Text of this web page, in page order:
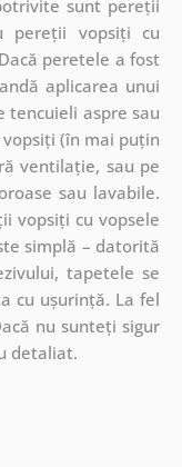
sunt pereții
pereții vopsiți cu
peretele a fost
aplicarea unui
tencuieli aspre sau
(în mai puțin
ventilație, sau pe
sau lavabile.
vopsiți cu vopsele
simplă – datorită
tapetele se
cu ușurință. La fel
nu sunteți sigur
detaliat.